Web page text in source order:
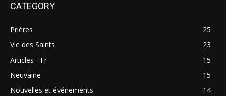
CATEGORY
Prières
25
Vie des Saints
23
Articles - Fr
15
Neuvaine
15
Nouvelles et événements
14